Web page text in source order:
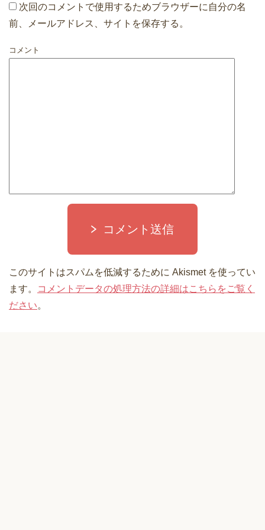
次回のコメントで使用するためブラウザーに自分の名
前、メールアドレス、サイトを保存する。
コメント
コメント送信
このサイトはスパムを低減するために Akismet を使ってい
ます。
コメントデータの処理方法の詳細はこちらをご覧く
ださい。